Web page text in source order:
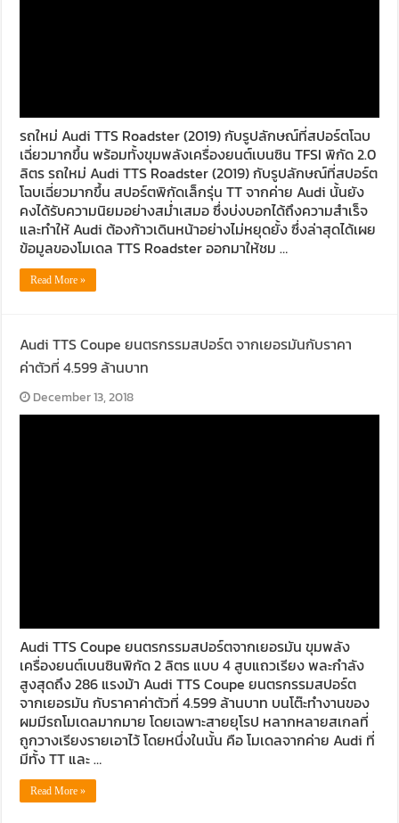
รถใหม่ Audi TTS Roadster (2019) กับรูปลักษณ์ที่สปอร์ตโฉบ
เฉี่ยวมากขึ้น พร้อมทั้งขุมพลังเครื่องยนต์เบนซิน TFSI พิกัด 2.0
ลิตร รถใหม่ Audi TTS Roadster (2019) กับรูปลักษณ์ที่สปอร์ต
โฉบเฉี่ยวมากขึ้น สปอร์ตพิกัดเล็กรุ่น TT จากค่าย Audi นั้นยัง
คงได้รับความนิยมอย่างสม่ำเสมอ ซึ่งบ่งบอกได้ถึงความสำเร็จ
และทำให้ Audi ต้องก้าวเดินหน้าอย่างไม่หยุดยั้ง ซึ่งล่าสุดได้เผย
ข้อมูลของโมเดล TTS Roadster ออกมาให้ชม …
Read More »
Audi TTS Coupe ยนตรกรรมสปอร์ต จากเยอรมันกับราคา
ค่าตัวที่ 4.599 ล้านบาท
December 13, 2018
Audi TTS Coupe ยนตรกรรมสปอร์ตจากเยอรมัน ขุมพลัง
เครื่องยนต์เบนซินพิกัด 2 ลิตร แบบ 4 สูบแถวเรียง พละกำลัง
สูงสุดถึง 286 แรงม้า Audi TTS Coupe ยนตรกรรมสปอร์ต
จากเยอรมัน กับราคาค่าตัวที่ 4.599 ล้านบาท บนโต๊ะทำงานของ
ผมมีรถโมเดลมากมาย โดยเฉพาะสายยุโรป หลากหลายสเกลที่
ถูกวางเรียงรายเอาไว้ โดยหนึ่งในนั้น คือ โมเดลจากค่าย Audi ที่
มีทั้ง TT และ …
Read More »